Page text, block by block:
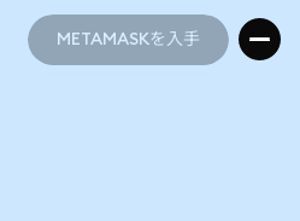
METAMASKを入手